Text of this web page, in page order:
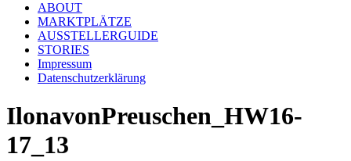
ABOUT
MARKTPLÄTZE
AUSSTELLERGUIDE
STORIES
Impressum
Datenschutzerklärung
IlonavonPreuschen_HW16-
17_13